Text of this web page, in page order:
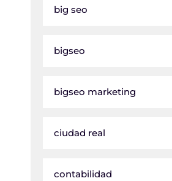
big seo
bigseo
bigseo marketing
ciudad real
contabilidad